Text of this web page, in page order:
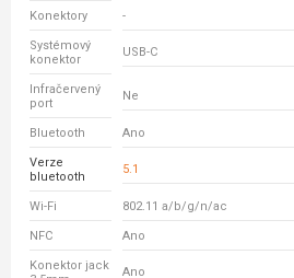
Konektory -
Systémový
konektor
USB-C
Infračervený
port
Ne
Bluetooth Ano
Verze
bluetooth
5.1
Wi-Fi 802.11 a/b/g/n/ac
NFC Ano
Konektor jack
Ano